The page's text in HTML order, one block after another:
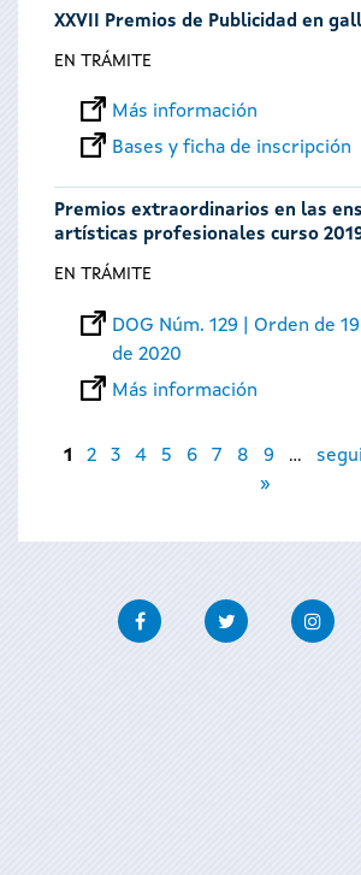
XXVII Premios de Publicidad en
EN TRÁMITE
Más información
Bases y ficha de inscripción
Premios extraordinarios en las
artísticas profesionales curso
EN TRÁMITE
DOG Núm. 129 | Orden de
de 2020
Más información
Páginas
1 2 3 4 5 6 7 8 9 …
»
FacebookTwitter